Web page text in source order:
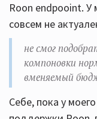
Roon endpooint. У
совсем не
не смог
компоновки
вменяемый
Cебе, пока у